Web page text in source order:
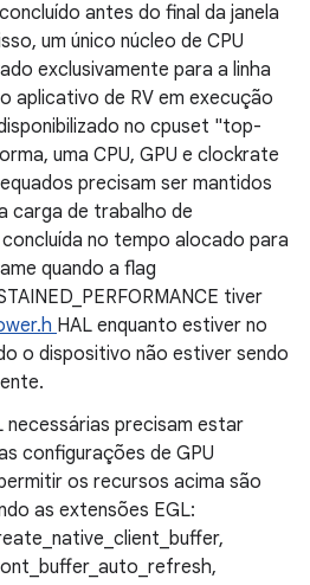
antes do final da janela
um único núcleo de CPU
exclusivamente para a linha
aplicativo de RV em execução
no cpuset "top-
uma CPU, GPU e clockrate
precisam ser mantidos
carga de trabalho de
no tempo alocado para
quando a flag
tiver
HAL enquanto estiver no
o dispositivo não estiver sendo
necessárias precisam estar
configurações de GPU
os recursos acima são
as extensões EGL: